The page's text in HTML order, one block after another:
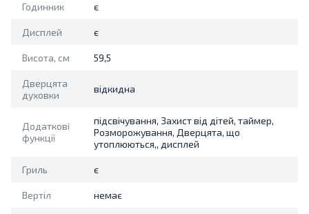
Годинник є
Дисплей є
Висота, см 59,5
Дверцята
духовки
відкидна
Додаткові
функції
підсвічування, Захист від дітей, таймер,
Розморожування, Дверцята, що
утоплюються,, дисплей
Гриль є
Вертіл немає